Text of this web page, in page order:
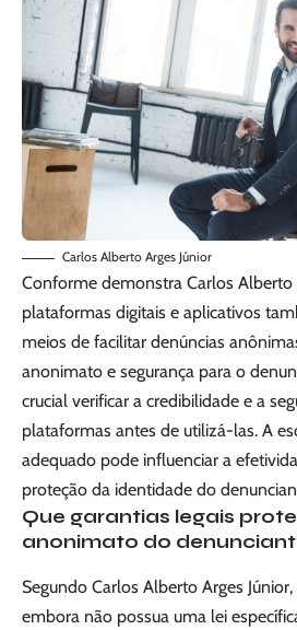
Carlos Alberto Arges Júnior
Conforme demonstra Carlos Alberto
plataformas digitais e aplicativos
meios de facilitar denúncias
anonimato e segurança para o
crucial verificar a credibilidade e a
plataformas antes de utilizá-las. A
adequado pode influenciar a
proteção da identidade do
Que garantias legais
anonimato do
Segundo Carlos Alberto Arges
embora não possua uma lei